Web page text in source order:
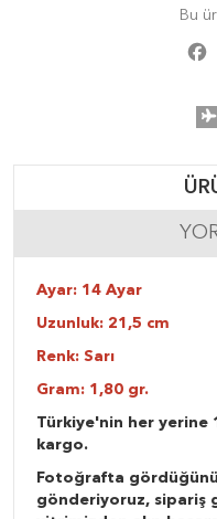
Bu
Ayar: 14 Ayar
Uzunluk: 21,5 cm
Renk: Sarı
Gram: 1,80 gr.
Türkiye'nin her yerine
kargo.
Fotoğrafta
gönderiyoruz, sipariş